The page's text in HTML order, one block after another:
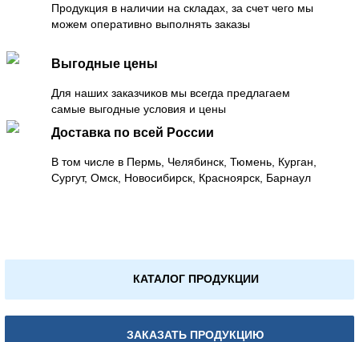
Продукция в наличии на складах, за счет чего мы
можем оперативно выполнять заказы
Выгодные цены
Для наших заказчиков мы всегда предлагаем
самые выгодные условия и цены
Доставка по всей России
В том числе в Пермь, Челябинск, Тюмень, Курган,
Сургут, Омск, Новосибирск, Красноярск, Барнаул
КАТАЛОГ ПРОДУКЦИИ
ЗАКАЗАТЬ ПРОДУКЦИЮ